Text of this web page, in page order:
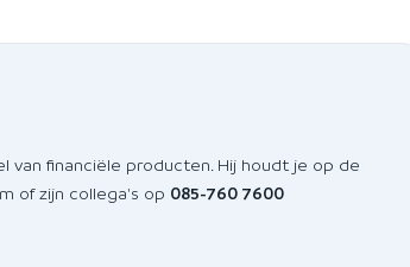
van financiële producten. Hij houdt je op de
of zijn collega's op 085-760 7600